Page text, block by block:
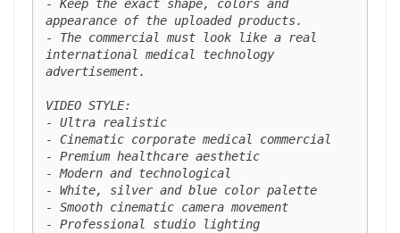
- Keep the exact shape, colors and
appearance of the uploaded products.
- The commercial must look like a real
international medical technology
advertisement.
VIDEO STYLE:
- Ultra realistic
- Cinematic corporate medical commercial
- Premium healthcare aesthetic
- Modern and technological
- White, silver and blue color palette
- Smooth cinematic camera movement
- Professional studio lighting